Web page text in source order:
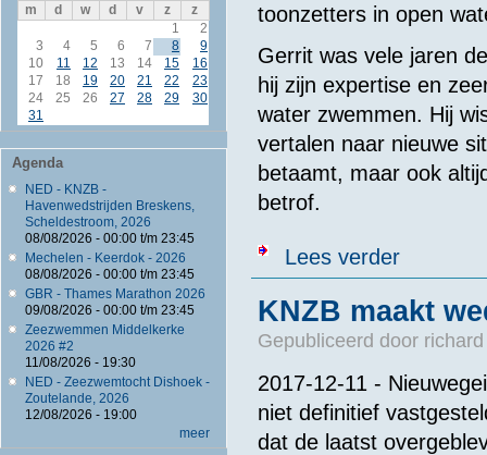
m d w d v z
z
1
2
3
4 5 6 7 8
9
10
11 12 13 14 15
16
17
18 19 20 21 22
23
24
25 26 27 28 29
30
31
Agenda
NED - KNZB -
Havenwedstrijden Breskens,
Scheldestroom, 2026
08/08/2026 - 00:00t/m 23:45
Mechelen - Keerdok - 2026
08/08/2026 - 00:00t/m 23:45
GBR - Thames Marathon 2026
09/08/2026 - 00:00t/m 23:45
Zeezwemmen Middelkerke
2026 #2
11/08/2026 - 19:30
NED - Zeezwemtocht Dishoek -
Zoutelande, 2026
12/08/2026 - 19:00
meer
toonzetters in open
Gerrit was vele jaren
hij zijn expertise en
water zwemmen. Hij
vertalen naar nieuwe
betaamt, maar ook
betrof.
Lees verderover Gerrit
KNZB maakt
Gepubliceerd door
2017-12-11 -
niet definitief
dat de laatst